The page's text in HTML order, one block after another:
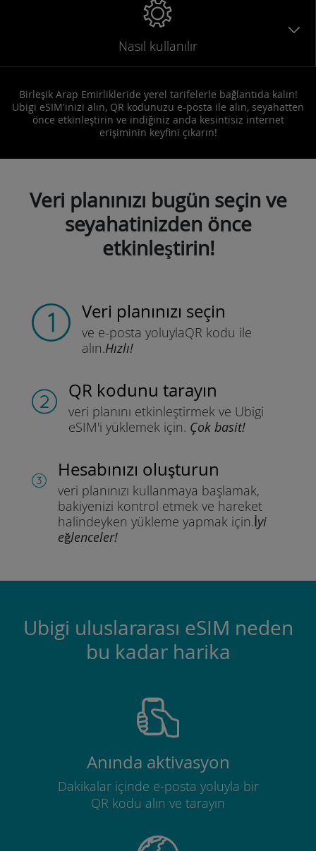
Nasıl kullanılır
Birleşik Arap Emirlikleride yerel tarifelerle bağlantıda kalın!
Ubigi eSIM'inizi alın, QR kodunuzu e-posta ile alın, seyahatten
önce etkinleştirin ve indiğiniz anda kesintisiz internet
erişiminin keyfini çıkarın!
Veri planınızı bugün seçin ve
seyahatinizden önce
etkinleştirin!
Veri planınızı seçin
ve e-posta yoluylaQR kodu ile
alın.Hızlı!
QR kodunu tarayın
veri planını etkinleştirmek ve Ubigi
eSIM'i yüklemek için. Çok basit!
Hesabınızı oluşturun
veri planınızı kullanmaya başlamak,
bakiyenizi kontrol etmek ve hareket
halindeyken yükleme yapmak için.İyi
eğlenceler!
Ubigi uluslararası eSIM neden
bu kadar harika
Anında aktivasyon
Dakikalar içinde e-posta yoluyla bir
QR kodu alın ve tarayın